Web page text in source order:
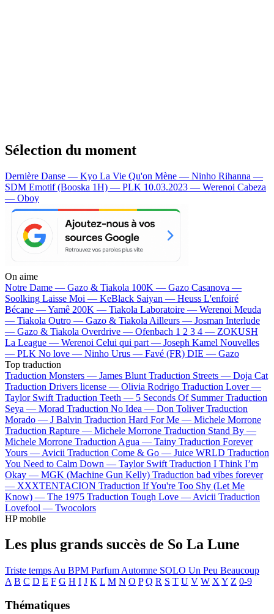
Sélection du moment
Dernière Danse — Kyo La Vie Qu'on Mène — Ninho Rihanna —
SDM Emotif (Booska 1H) — PLK 10.03.2023 — Werenoi Cabeza
— Oboy
On aime
Notre Dame — Gazo & Tiakola 100K — Gazo Casanova —
Soolking Laisse Moi — KeBlack Saiyan — Heuss L'enfoiré
Bécane —Yamê 200K — Tiakola Laboratoire — Werenoi Meuda
— Tiakola Outro — Gazo & Tiakola Ailleurs — Josman Interlude
— Gazo & Tiakola Overdrive — Ofenbach 1 2 3 4 — ZOKUSH
La League — Werenoi Celui qui part — Joseph Kamel Nouvelles
— PLK No love — Ninho Urus — Favé (FR) DIE — Gazo
Top traduction
Traduction Monsters — James Blunt Traduction Streets — Doja Cat
Traduction Drivers license — Olivia Rodrigo Traduction Lover —
Taylor Swift Traduction Teeth — 5 Seconds Of Summer Traduction
Seya — Morad Traduction No Idea — Don Toliver Traduction
Morado — J Balvin Traduction Hard For Me — Michele Morrone
Traduction Rapture — Michele Morrone Traduction Stand By —
Michele Morrone Traduction Agua — Tainy Traduction Forever
Yours — Avicii Traduction Come & Go — Juice WRLD Traduction
You Need to Calm Down — Taylor Swift Traduction I Think I’m
Okay — MGK (Machine Gun Kelly) Traduction bad vibes forever
— XXXTENTACION Traduction If You're Too Shy (Let Me
Know) — The 1975 Traduction Tough Love — Avicii Traduction
Lovefool — Twocolors
HP mobile
Les plus grands succès de So La Lune
Triste temps Au BPM Parfum Automne SOLO Un Peu Beaucoup
A B C D E F G H I J K L M N O P Q R S T U V W X Y Z 0-9
Thématiques